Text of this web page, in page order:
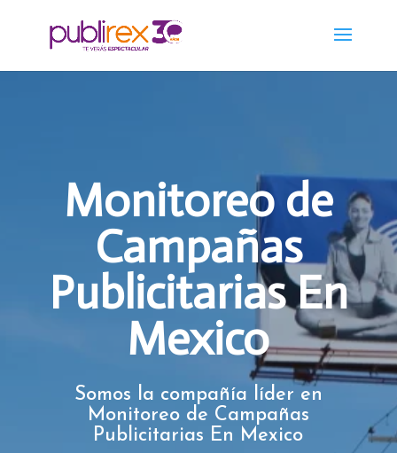
Monitoreo de
Campañas
Publicitarias En
Mexico
Somos la compañía líder en
Monitoreo de Campañas
Publicitarias En Mexico